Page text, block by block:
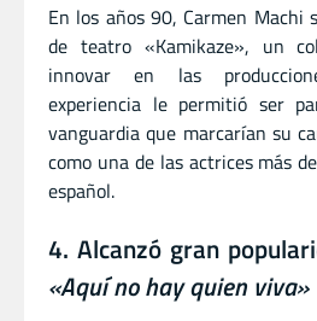
En los años 90, Carmen Machi
de teatro «Kamikaze», un
innovar en las
experiencia le permitió ser
vanguardia que marcarían su
como una de las actrices más
español.
4. Alcanzó gran
«Aquí no hay quien viva»